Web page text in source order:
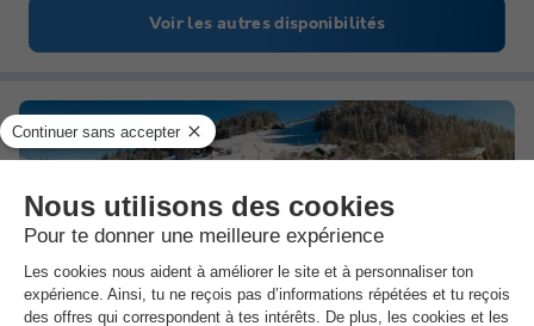
Voir les autres disponibilités